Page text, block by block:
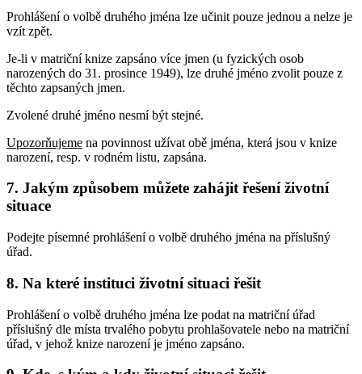
Prohlášení o volbě druhého jména lze učinit pouze jednou a nelze je
vzít zpět.
Je-li v matriční knize zapsáno více jmen (u fyzických osob
narozených do 31. prosince 1949), lze druhé jméno zvolit pouze z
těchto zapsaných jmen.
Zvolené druhé jméno nesmí být stejné.
Upozorňujeme na povinnost užívat obě jména, která jsou v knize
narození, resp. v rodném listu, zapsána.
7. Jakým způsobem můžete zahájit řešení životní
situace
Podejte písemné prohlášení o volbě druhého jména na příslušný
úřad.
8. Na které instituci životní situaci řešit
Prohlášení o volbě druhého jména lze podat na matriční úřad
příslušný dle místa trvalého pobytu prohlašovatele nebo na matriční
úřad, v jehož knize narození je jméno zapsáno.